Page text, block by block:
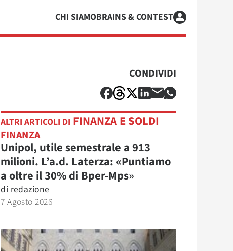
CHI SIAMOBRAINS & CONTEST
CONDIVIDI
ALTRI ARTICOLI DI FINANZA E SOLDI
FINANZA
Unipol, utile semestrale a 913
milioni. L’a.d. Laterza: «Puntiamo
a oltre il 30% di Bper-Mps»
di redazione
7 Agosto 2026